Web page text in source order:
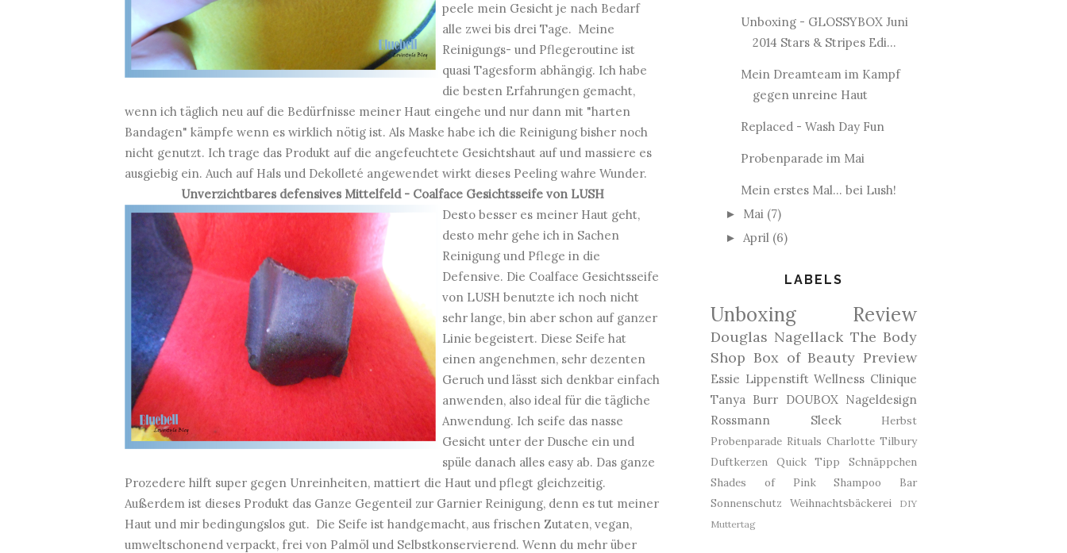
peele mein Gesicht je nach Bedarf
alle zwei bis drei Tage. Meine
Reinigungs- und Pflegeroutine ist
quasi Tagesform abhängig. Ich habe
die besten Erfahrungen gemacht,
wenn ich täglich neu auf die Bedürfnisse meiner Haut eingehe und nur dann mit "harten
Bandagen" kämpfe wenn es wirklich nötig ist. Als Maske habe ich die Reinigung bisher noch
nicht genutzt. Ich trage das Produkt auf die angefeuchtete Gesichtshaut auf und massiere es
ausgiebig ein. Auch auf Hals und Dekolleté angewendet wirkt dieses Peeling wahre Wunder.
Unverzichtbares defensives Mittelfeld - Coalface Gesichtsseife von LUSH
Desto besser es meiner Haut geht,
desto mehr gehe ich in Sachen
Reinigung und Pflege in die
Defensive. Die Coalface Gesichtsseife
von LUSH benutzte ich noch nicht
sehr lange, bin aber schon auf ganzer
Linie begeistert. Diese Seife hat
einen angenehmen, sehr dezenten
Geruch und lässt sich denkbar einfach
anwenden, also ideal für die tägliche
Anwendung. Ich seife das nasse
Gesicht unter der Dusche ein und
spüle danach alles easy ab. Das ganze
Prozedere hilft super gegen Unreinheiten, mattiert die Haut und pflegt gleichzeitig.
Außerdem ist dieses Produkt das Ganze Gegenteil zur Garnier Reinigung, denn es tut meiner
Haut und mir bedingungslos gut. Die Seife ist handgemacht, aus frischen Zutaten, vegan,
umweltschonend verpackt, frei von Palmöl und Selbstkonservierend. Wenn du mehr über
Unboxing - GLOSSYBOX Juni
2014 Stars & Stripes Edi...
Mein Dreamteam im Kampf
gegen unreine Haut
Replaced - Wash Day Fun
Probenparade im Mai
Mein erstes Mal... bei Lush!
► Mai (7)
► April (6)
LABELS
Unboxing Review
Douglas Nagellack The Body
Shop Box of Beauty Preview
Essie Lippenstift Wellness Clinique
Tanya Burr DOUBOX Nageldesign
Rossmann
Sleek
Herbst
Probenparade Rituals Charlotte Tilbury
Duftkerzen
Quick Tipp
Schnäppchen
Shades of Pink
Shampoo Bar
Sonnenschutz
Weihnachtsbäckerei
DIY
Muttertag